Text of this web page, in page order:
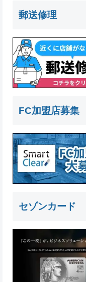
郵送修理
FC加盟店募集
セゾンカード